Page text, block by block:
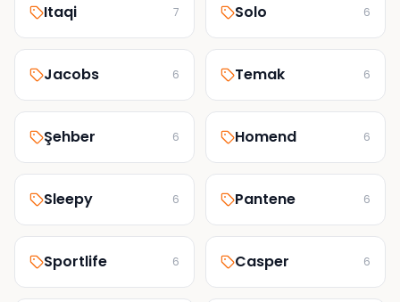
Itaqi 7 Solo 6
Jacobs 6 Temak 6
Şehber 6 Homend 6
Sleepy 6 Pantene 6
Sportlife 6 Casper 6